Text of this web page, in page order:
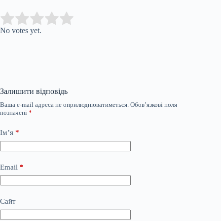
Rate this item:
No votes yet.
Залишити відповідь
Ваша e-mail адреса не оприлюднюватиметься. Обов’язкові поля
позначені *
Ім’я *
Email *
Сайт